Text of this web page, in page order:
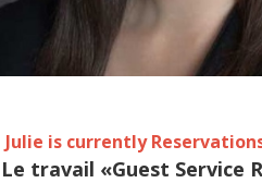
Julie is currently
Le travail «Guest Service